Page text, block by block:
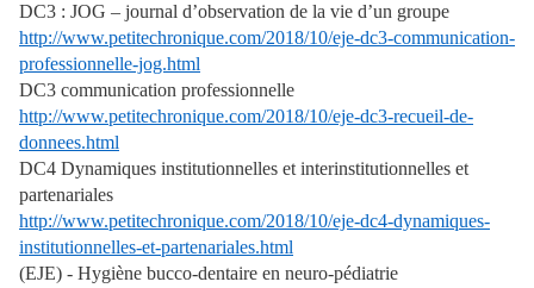
DC3 : JOG – journal d’observation de la vie d’un groupe
http://www.petitechronique.com/2018/10/eje-dc3-communication-
professionnelle-jog.html
DC3 communication professionnelle
http://www.petitechronique.com/2018/10/eje-dc3-recueil-de-
donnees.html
DC4 Dynamiques institutionnelles et interinstitutionnelles et
partenariales
http://www.petitechronique.com/2018/10/eje-dc4-dynamiques-
institutionnelles-et-partenariales.html
(EJE) - Hygiène bucco-dentaire en neuro-pédiatrie